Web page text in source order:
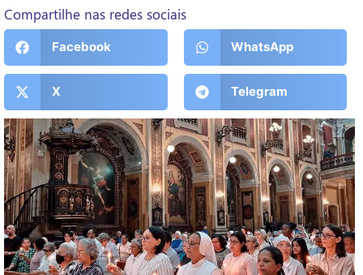
Compartilhe nas redes sociais
Facebook WhatsApp
X Telegram